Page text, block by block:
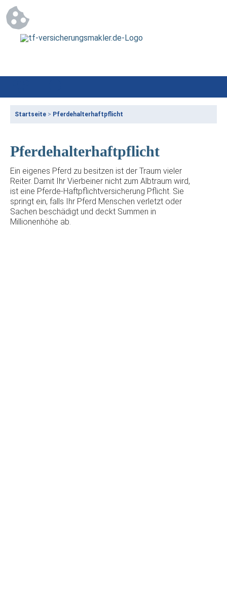
Startseite > Pferdehalterhaftpflicht
Pferdehalterhaftpflicht
Ein eigenes Pferd zu besitzen ist der Traum vieler
Reiter. Damit Ihr Vierbeiner nicht zum Albtraum wird,
ist eine Pferde-Haftpflichtversicherung Pflicht. Sie
springt ein, falls Ihr Pferd Menschen verletzt oder
Sachen beschädigt und deckt Summen in
Millionenhöhe ab.